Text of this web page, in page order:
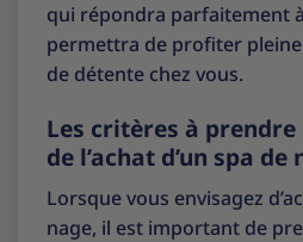
qui répondra parfaitement
permettra de profiter
de détente chez vous.
Les critères à
de l’achat d’un spa de
Lorsque vous envisagez
nage, il est important de